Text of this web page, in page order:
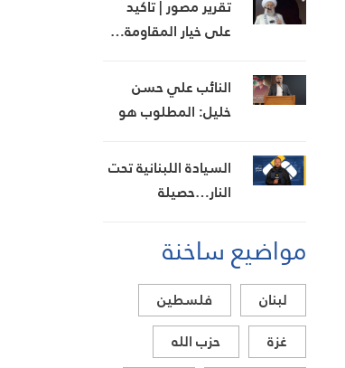
إجراء يخص مطار بيروت
تقرير مصور | تأكيد
على خيار المقاومة…
رفض المفاوضات مع
الاحتلال
النائب علي حسن
خليل: المطلوب هو
للعدو من الجنوب
السيادة اللبنانية تحت
النار…حصيلة
في جنوب لبنان اليوم
مواضيع ساخنة
لبنان
فلسطين
غزة
حزب الله